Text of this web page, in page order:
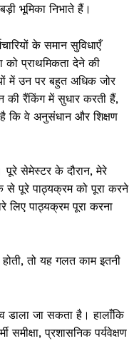
भूमिका निभाते हैं।
के समान सुविधाएँ
को प्राथमिकता देने की
में उन पर बहुत अधिक जोर
की रैंकिंग में सुधार करती हैं,
है कि वे अनुसंधान और शिक्षण
पूरे सेमेस्टर के दौरान, मेरे
से पूरे पाठ्यक्रम को पूरा करने
लिए पाठ्यक्रम पूरा करना
तो यह गलत काम इतनी
डाला जा सकता है। हालाँकि
प्रशासनिक पर्यवेक्षण